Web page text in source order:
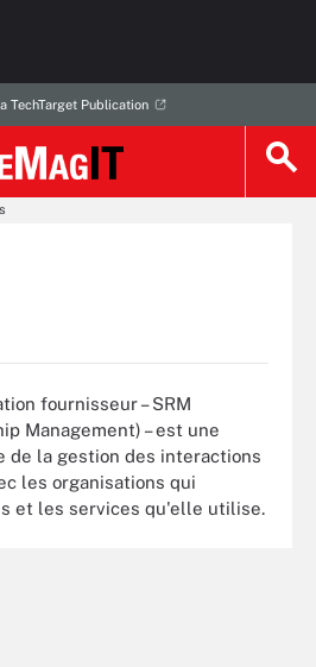
TechTarget Publication
fournisseur – SRM
Management) – est une
de la gestion des interactions
les organisations qui
et les services qu'elle utilise.